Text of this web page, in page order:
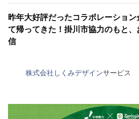
昨年大好評だったコラボレーショ
て帰ってきた！掛川市協力のもと
信
株式会社しくみデザインサービス